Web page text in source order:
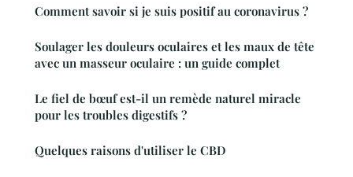
Comment savoir si je suis positif au coronavirus ?
Soulager les douleurs oculaires et les maux de tête
avec un masseur oculaire : un guide complet
Le fiel de bœuf est-il un remède naturel miracle
pour les troubles digestifs ?
Quelques raisons d'utiliser le CBD